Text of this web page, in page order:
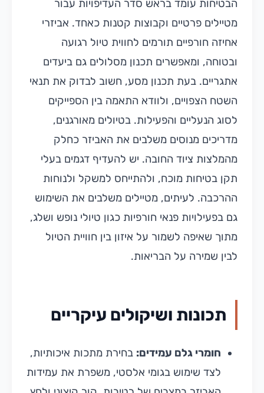
הבטיחות עומד בראש סדר העדיפויות עבור
מטיילים פרטיים וקבוצות קטנות כאחד. אביזרי
אחיזה חורפיים תורמים לחווית טיול רגועה
ובטוחה, ומאפשרים תכנון מסלולים גם ביעדים
אתגריים. בעת תכנון מסע, חשוב לבדוק את תנאי
השטח הצפויים, ולוודא התאמה בין הספייקים
לסוג הנעליים והפעילות. בטיולים מאורגנים,
מדריכים מנוסים משלבים את האביזר כחלק
מהמלצות ציוד החובה. יש להעדיף דגמים בעלי
תקן בטיחות מוכח, ולהתייחס למשקל ולנוחות
ההרכבה. לעיתים, מטיילים משלבים את השימוש
גם בפעילויות פנאי חורפיות כגון טיולי נופש ושלג,
מתוך שאיפה לשמור על איזון בין חוויית הטיול
לבין שמירה על הבריאות.
תכונות ושיקולים עיקריים
חומרי גלם עמידים: בחירת מתכות איכותיות,
לצד שימוש בגומי אלסטי, משפרת את עמידות